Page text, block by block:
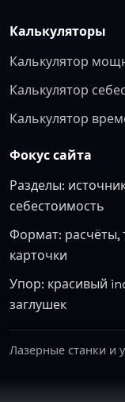
Калькуляторы
Калькулятор
Калькулятор
Калькулятор
Фокус сайта
Разделы:
себестоимость
Формат: расчёты,
карточки
Упор: красивый
заглушек
Лазерные станки и